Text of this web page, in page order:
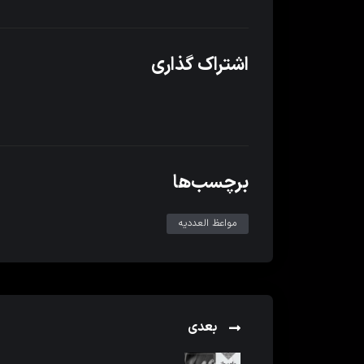
اشتراک گذاری
برچسب‌ها
مواعظ العددیه
بعدی